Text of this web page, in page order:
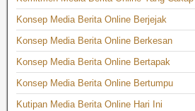
Konsep Media Berita Online Berjejak
Konsep Media Berita Online Berkesan
Konsep Media Berita Online Bertapak
Konsep Media Berita Online Bertumpu
Kutipan Media Berita Online Hari Ini